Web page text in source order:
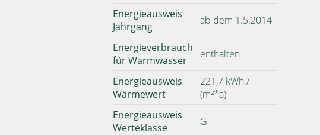
Energieausweis
Jahrgang
ab dem 1.5.2014
Energieverbrauch
für Warmwasser
enthalten
Energieausweis
Wärmewert
221,7 kWh /
(m²*a)
Energieausweis
Werteklasse
G